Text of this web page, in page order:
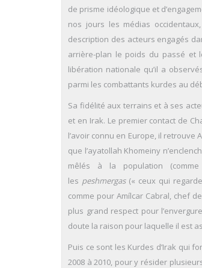
de prisme idéologique et
nos jours les médias
description des acteurs engagés
arrière-plan le poids du passé et
libération nationale qu’il a
parmi les combattants kurdes au
Sa fidélité aux terrains et à ses
et en Irak. Le premier contact de
l’avoir connu en Europe, il
que l’ayatollah Khomeiny
mêlés à la population
les peshmergas(« ceux qui
comme pour Amílcar Cabral, chef
plus grand respect pour
doute la raison pour laquelle il est
Puis ce sont les Kurdes d’Irak qui
2008 à 2010, pour y résider